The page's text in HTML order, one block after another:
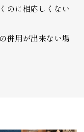
のに相応しくない
併用が出来ない場